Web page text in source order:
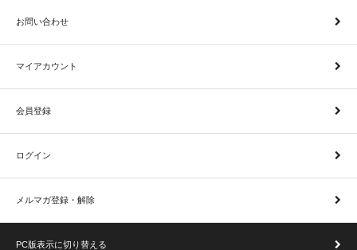
お問い合わせ
マイアカウント
会員登録
ログイン
メルマガ登録・解除
PC版表示に切り替える